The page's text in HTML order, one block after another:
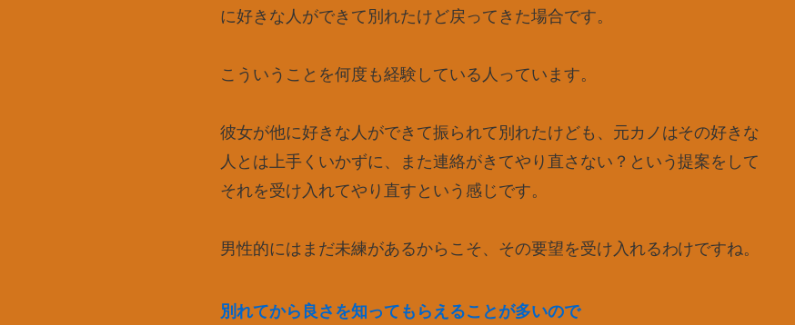
に好きな人ができて別れたけど戻ってきた場合です。
こういうことを何度も経験している人っています。
彼女が他に好きな人ができて振られて別れたけども、元カノはその好きな
人とは上手くいかずに、また連絡がきてやり直さない？という提案をして
それを受け入れてやり直すという感じです。
男性的にはまだ未練があるからこそ、その要望を受け入れるわけですね。
別れてから良さを知ってもらえることが多いので